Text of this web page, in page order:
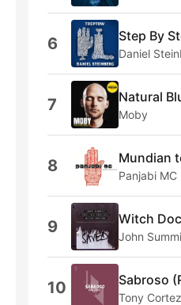
6 Step By
Daniel
7 Natural
Moby
8 Mundian
Panjabi MC
9 Witch
John
10 Sabroso
Tony Cortez